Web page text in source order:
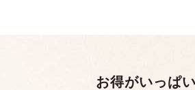
お得がいっぱい